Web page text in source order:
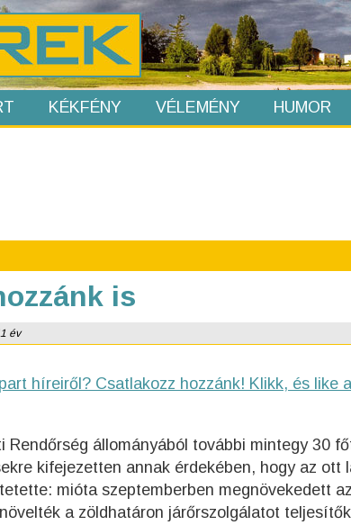
KÉKFÉNY VÉLEMÉNY HUMOR
is
év
híreiről? Csatlakozz hozzánk! Klikk, és like
állományából további mintegy 30
kifejezetten annak érdekében, hogy az ott
mióta szeptemberben megnövekedett
a zöldhatáron járőrszolgálatot